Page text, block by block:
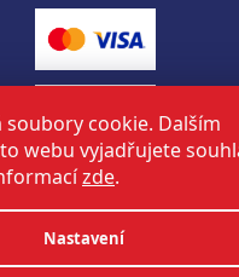
cookie. Dalším
webu vyjadřujete
zde.
Nastavení
Vytvořil Shoptet
vytvořil a spravuje ON-